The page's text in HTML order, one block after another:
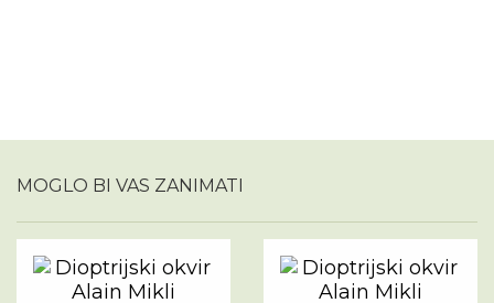
MOGLO BI VAS ZANIMATI